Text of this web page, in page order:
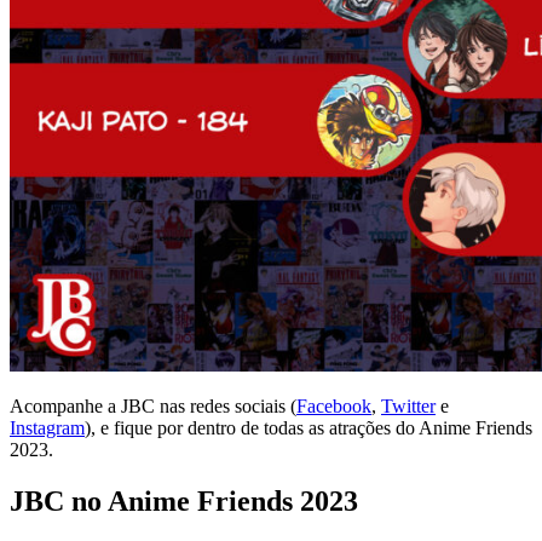
Acompanhe a JBC nas redes sociais (Facebook, Twittere
Instagram), e fique por dentro de todas as atrações do Anime Friends
2023.
JBC no Anime Friends 2023